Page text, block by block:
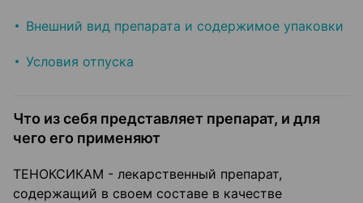
Внешний вид препарата и содержимое упаковки
Условия отпуска
Что из себя представляет препарат, и для
чего его применяют
ТЕНОКСИКАМ - лекарственный препарат,
содержащий в своем составе в качестве